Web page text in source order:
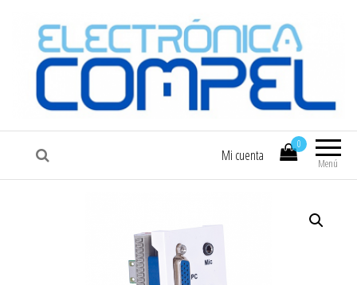
COMPEL Electrónica COMPEL
Menú
0
Mi cuenta